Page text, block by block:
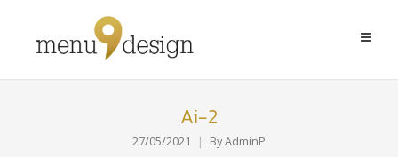
Ai-2
27/05/2021 ByAdminP